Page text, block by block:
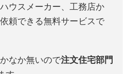
ウスメーカー、工務店か
頼できる無料サービスで
なか無いので注文住宅部門